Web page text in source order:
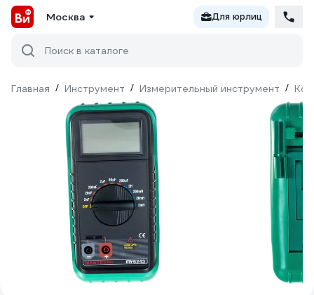
Москва Для юрлиц
Поиск в каталоге
Главная / Инструмент / Измерительный инструмент /